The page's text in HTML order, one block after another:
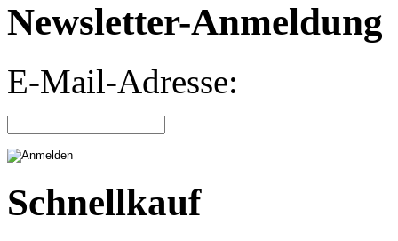
Newsletter-Anmeldung
E-Mail-Adresse:
Schnellkauf